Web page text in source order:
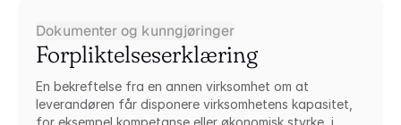
Dokumenter og kunngjøringer
Forpliktelseserklæring
En bekreftelse fra en annen virksomhet om at
leverandøren får disponere virksomhetens kapasitet,
for eksempel kompetanse eller økonomisk styrke, i